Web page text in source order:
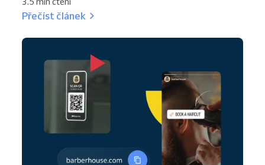
Přečíst článek